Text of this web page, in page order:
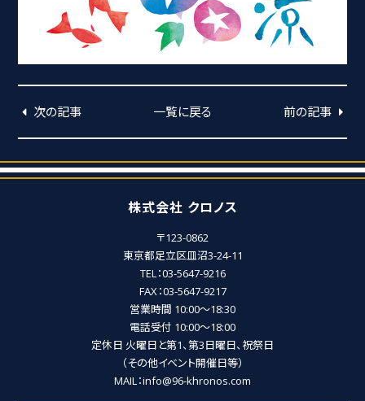
次の記事 一覧に戻る 前の記事
株式会社 クロノス
〒123-0862
東京都足立区皿沼3-24-11
TEL：03-5647-9216
FAX：03-5647-9217
営業時間 10:00～18:30
電話受付 10:00～18:00
定休日 火曜日と第1、第3日曜日、祝祭日
（その他イベント開催日等）
MAIL：info@96-khronos.com